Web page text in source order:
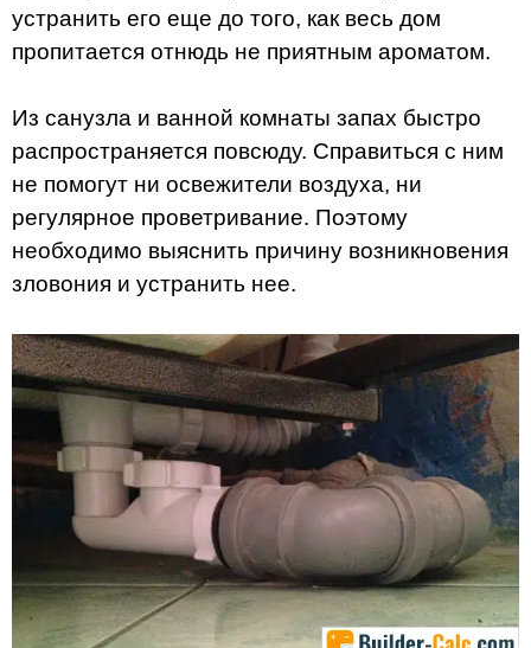
устранить его еще до того, как весь дом
пропитается отнюдь не приятным ароматом.
Из санузла и ванной комнаты запах быстро
распространяется повсюду. Справиться с ним
не помогут ни освежители воздуха, ни
регулярное проветривание. Поэтому
необходимо выяснить причину возникновения
зловония и устранить нее.